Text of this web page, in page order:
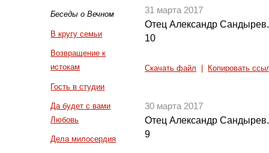
Беседы о Вечном
В кругу семьи
Возвращение к
истокам
Гость в студии
Да будет с вами
Любовь
Дела милосердия
31 марта 2017
Отец Александр
10
Скачать файл Копировать
30 марта 2017
Отец Александр
9